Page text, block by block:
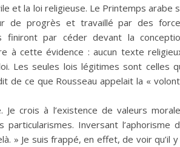
et la loi religieuse. Le Printemps arabe
de progrès et travaillé par des
finiront par céder devant la
à cette évidence : aucun texte
Les seules lois légitimes sont celles
de ce que Rousseau appelait la «
Je crois à l’existence de valeurs
Inversant l’aphorisme
» Je suis frappé, en effet, de voir qu’il y